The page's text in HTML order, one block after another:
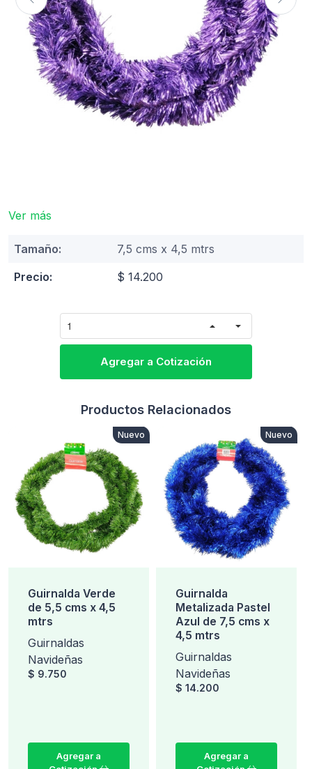
Ver más
Tamaño:
7,5 cms x 4,5 mtrs
Precio:
$ 14.200
Agregar a Cotización
Productos Relacionados
Nuevo
Guirnalda Verde
de 5,5 cms x 4,5
mtrs
Guirnaldas
Navideñas
$ 9.750
Agregar a
Nuevo
Guirnalda
Metalizada Pastel
Azul de 7,5 cms x
4,5 mtrs
Guirnaldas
Navideñas
$ 14.200
Agregar a